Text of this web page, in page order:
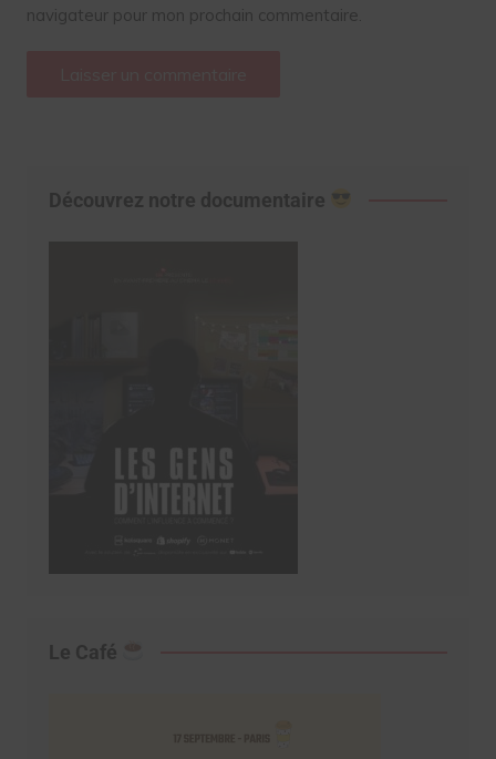
navigateur pour mon prochain commentaire.
Découvrez notre documentaire
Le Café